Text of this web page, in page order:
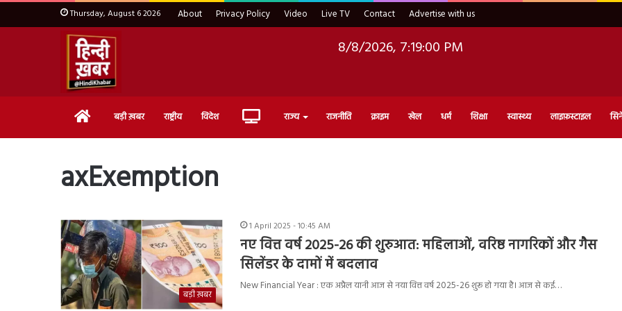
Thursday, August 6 2026 About Privacy Policy Video Live TV Contact Advertise with us
8/8/2026, 7:19:01 PM
Home बड़ी ख़बर राष्ट्रीय विदेश Live राज्य राजनीति क्राइम खेल धर्म शिक्षा स्वास्थ्य लाइफ़स्टाइल
axExemption
बड़ी ख़बर
1 April 2025 - 10:45 AM
नए वित्त वर्ष 2025-26 की शुरुआत: महिलाओं, वरिष्ठ नागरिकों और गैस
सिलेंडर के दामों में बदलाव
New Financial Year : एक अप्रैल यानी आज से नया वित्त वर्ष 2025-26 शुरू हो गया है। आज से कई…